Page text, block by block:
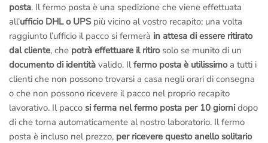
posta. Il fermo posta è una spedizione che viene effettuata
all’ufficio DHL o UPSpiù vicino al vostro recapito; una volta
raggiunto l’ufficio il pacco si fermerà in attesa di essere ritirato
dal cliente, che potrà effettuare il ritirosolo se munito di un
documento di identità valido. Ilfermo posta è utilissimoa tutti i
clienti che non possono trovarsi a casa negli orari di consegna
o che non possono ricevere il pacco nel proprio recapito
lavorativo. Il pacco si ferma nel fermo posta per 10 giorni dopo
di che torna automaticamente al nostro laboratorio. Il fermo
posta è incluso nel prezzo, per ricevere questo anello solitario